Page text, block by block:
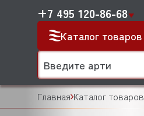
Каталог товаров
+7 495 120-86-68
Главная Каталог товаров